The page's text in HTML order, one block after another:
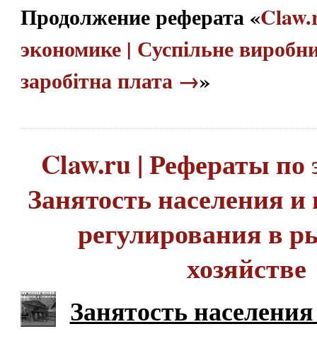
Продолжение реферата «
экономике | Суспільне
заробітна плата →»
Claw.ru | Рефераты по
Занятость населения
регулирования в
хозяйстве
Занятость